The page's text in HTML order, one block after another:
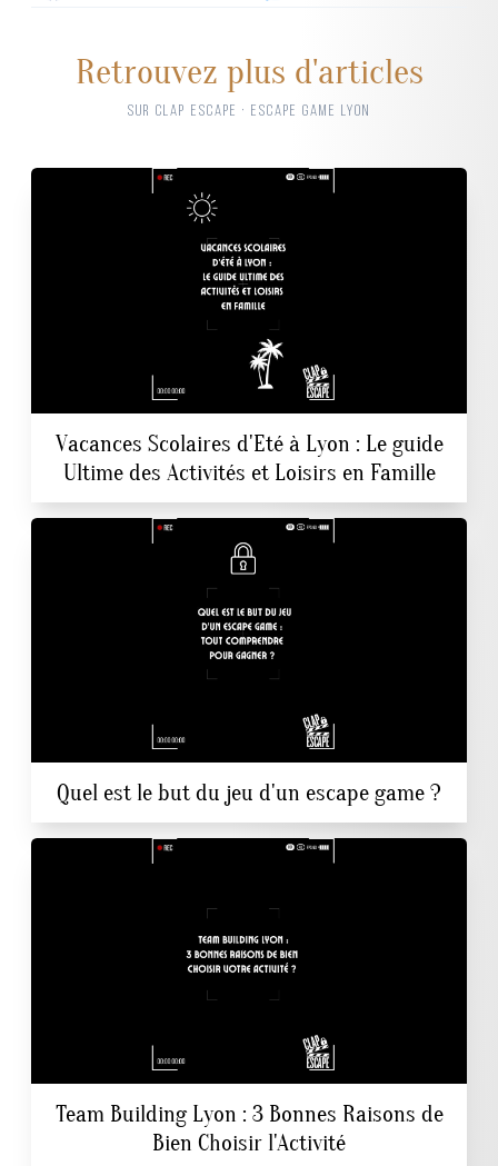
Retrouvez plus d'articles
SUR CLAP ESCAPE · ESCAPE GAME LYON
Vacances Scolaires d'Eté à Lyon : Le guide
Ultime des Activités et Loisirs en Famille
Quel est le but du jeu d'un escape game ?
Team Building Lyon : 3 Bonnes Raisons de
Bien Choisir l'Activité